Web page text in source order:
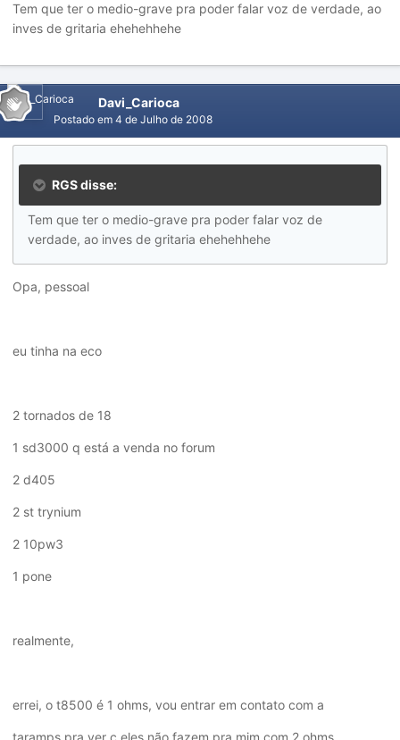
Tem que ter o medio-grave pra poder falar voz de verdade, ao
inves de gritaria ehehehhehe
Davi_Carioca
Postado em 4 de Julho de 2008
RGS disse:
Tem que ter o medio-grave pra poder falar voz de
verdade, ao inves de gritaria ehehehhehe
Opa, pessoal
eu tinha na eco
2 tornados de 18
1 sd3000 q está a venda no forum
2 d405
2 st trynium
2 10pw3
1 pone
realmente,
errei, o t8500 é 1 ohms, vou entrar em contato com a
taramps pra ver c eles não fazem pra mim com 2 ohms.